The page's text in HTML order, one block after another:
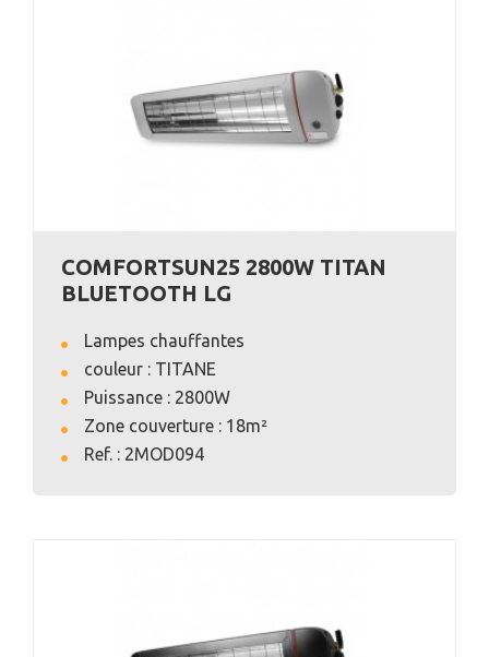
VOIR L'ANNONCE
COMFORTSUN25 2800W TITAN
BLUETOOTH LG
Lampes chauffantes
couleur : TITANE
Puissance : 2800W
Zone couverture : 18m²
Ref. : 2MOD094